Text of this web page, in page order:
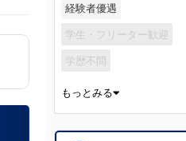
経験者優遇
学生・フリーター歓迎
学歴不問
もっとみる